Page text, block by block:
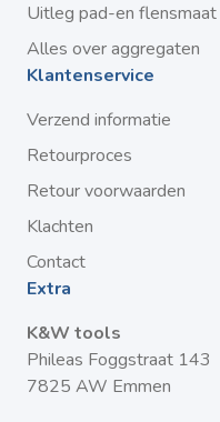
Uitleg pad-en
Alles over aggregaten
Klantenservice
Verzend informatie
Retourproces
Retour voorwaarden
Klachten
Contact
Extra
K&W tools
Phileas Foggstraat 143
7825 AW Emmen